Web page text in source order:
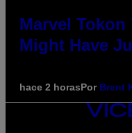
Marvel Tokon
Might Have
hace 2 horasPor Brent
VICE
MEDIA